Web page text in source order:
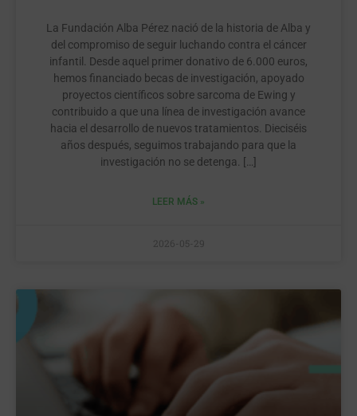
La Fundación Alba Pérez nació de la historia de Alba y
del compromiso de seguir luchando contra el cáncer
infantil. Desde aquel primer donativo de 6.000 euros,
hemos financiado becas de investigación, apoyado
proyectos científicos sobre sarcoma de Ewing y
contribuido a que una línea de investigación avance
hacia el desarrollo de nuevos tratamientos. Dieciséis
años después, seguimos trabajando para que la
investigación no se detenga. […]
LEER MÁS »
2026-05-29